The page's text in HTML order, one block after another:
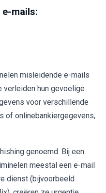
mails:
misleidende e-mails
hun gevoelige
voor verschillende
of onlinebankiergegevens,
genoemd. Bij een
meestal een e-mail
dienst (bijvoorbeeld